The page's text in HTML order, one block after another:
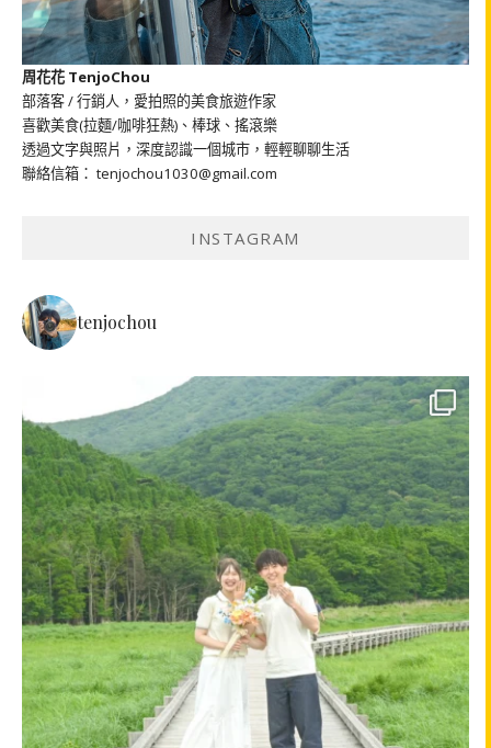
周花花 TenjoChou
部落客 / 行銷人，愛拍照的美食旅遊作家
喜歡美食(拉麵/咖啡狂熱)、棒球、搖滾樂
透過文字與照片，深度認識一個城市，輕輕聊聊生活
聯絡信箱： tenjochou1030@gmail.com
INSTAGRAM
tenjochou